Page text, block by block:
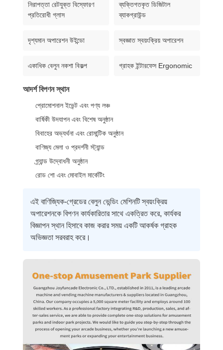
নিরাপত্তা রেটযুক্ত বিস্ফোরণ
প্রতিরোধী গ্লাস
ব্যক্তিগতকৃত ডিজিটাল
ব্যাকগ্রাউন্ড
দৃশ্যমান অপারেশন উইন্ডো স্বজ্ঞাত স্বয়ংক্রিয় অপারেশন
একাধিক বেলুন নকশা বিকল্প গ্রাহক ইন্টারফেস Ergonomic
আদর্শ বিপণন স্থান
প্রোমোশনাল ইভেন্ট এবং পণ্য লঞ্চ
বার্ষিকী উদযাপন এবং বিশেষ অনুষ্ঠান
বিবাহের অভ্যর্থনা এবং রোমান্টিক অনুষ্ঠান
বাণিজ্য মেলা ও প্রদর্শনী স্ট্যান্ড
গ্র্যান্ড উদ্বোধনী অনুষ্ঠান
রোড শো এবং মোবাইল মার্কেটিং
এই বাণিজ্যিক-গ্রেডের বেলুন ভেন্ডিং মেশিনটি স্বয়ংক্রিয়
অপারেশনকে বিপণন কার্যকারিতার সাথে একত্রিত করে, কার্যকর
বিজ্ঞাপন স্থান হিসাবে কাজ করার সময় একটি আকর্ষক গ্রাহক
অভিজ্ঞতা সরবরাহ করে।